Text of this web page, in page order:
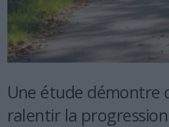
Une étude démontre
ralentir la